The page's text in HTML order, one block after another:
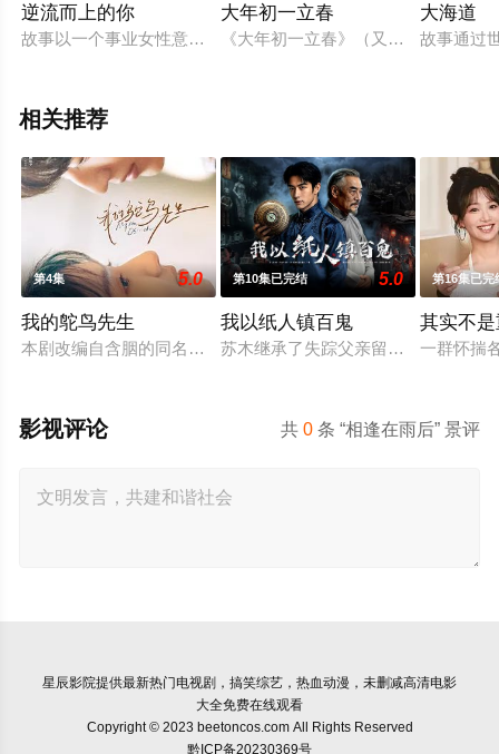
逆流而上的你
故事以一个事业女性意外失业、怀孕，一夜成为破产妈咪后的
大年初一立春
《大年初一立春》（又名：全国热
大海道
故事通过
相关推荐
第4集 5.0
我的鸵鸟先生
本剧改编自含胭的同名小说，讲述了邻家女孩庞倩（苏晓彤 饰
第10集已完结 5.0
我以纸人镇百鬼
苏木继承了失踪父亲留下的白事馆，
第16集已完
其实不
一群怀揣
共0 条 “相逢在雨后” 景评
影视评论
星辰影院提供最新热门电视剧，搞笑综艺，热血动漫，未删减高清电影
大全免费在线观看
Copyright © 2023 beetoncos.com All Rights Reserved
黔ICP备20230369号